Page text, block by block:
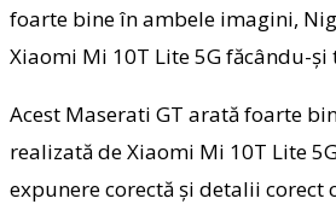
foarte bine în ambele imagini,
Xiaomi Mi 10T Lite 5G făcându-
Acest Maserati GT arată foarte
realizată de Xiaomi Mi 10T Lite
expunere corectă și detalii corect